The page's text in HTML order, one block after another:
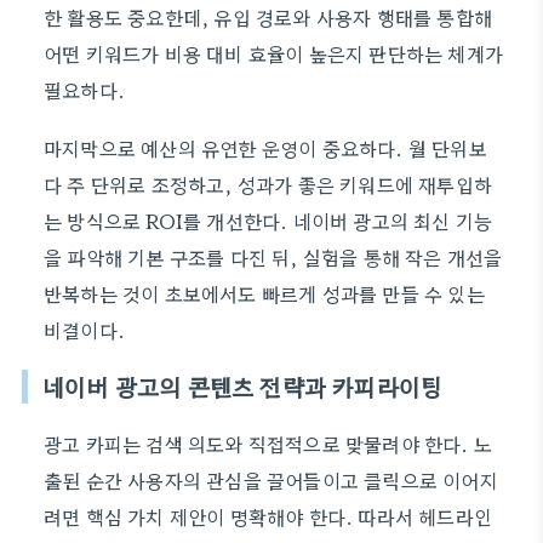
한 활용도 중요한데, 유입 경로와 사용자 행태를 통합해
어떤 키워드가 비용 대비 효율이 높은지 판단하는 체계가
필요하다.
마지막으로 예산의 유연한 운영이 중요하다. 월 단위보
다 주 단위로 조정하고, 성과가 좋은 키워드에 재투입하
는 방식으로 ROI를 개선한다. 네이버 광고의 최신 기능
을 파악해 기본 구조를 다진 뒤, 실험을 통해 작은 개선을
반복하는 것이 초보에서도 빠르게 성과를 만들 수 있는
비결이다.
네이버 광고의 콘텐츠 전략과 카피라이팅
광고 카피는 검색 의도와 직접적으로 맞물려야 한다. 노
출된 순간 사용자의 관심을 끌어들이고 클릭으로 이어지
려면 핵심 가치 제안이 명확해야 한다. 따라서 헤드라인